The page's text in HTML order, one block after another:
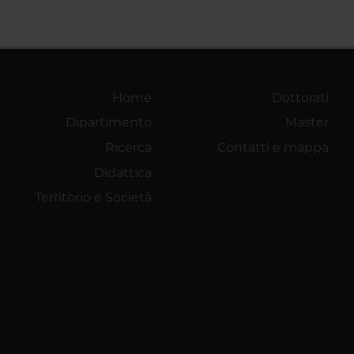
Home
Dipartimento
Ricerca
Didattica
Territorio e Società
Dottorati
Master
Contatti e mappa